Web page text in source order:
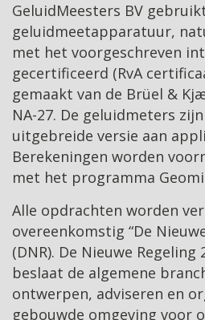
GeluidMeesters BV
geluidmeetapparatuur,
met het voorgeschreven
gecertificeerd (RvA
gemaakt van de Brüel &
NA-27. De geluidmeters
uitgebreide versie aan
Berekeningen worden
met het programma
Alle opdrachten worden
overeenkomstig “De
(DNR). De Nieuwe Regeling
beslaat de algemene
ontwerpen, adviseren en
gebouwde omgeving voor